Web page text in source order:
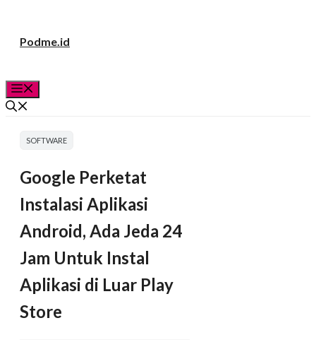
Podme.id
SOFTWARE
Google Perketat
Instalasi Aplikasi
Android, Ada Jeda 24
Jam Untuk Instal
Aplikasi di Luar Play
Store